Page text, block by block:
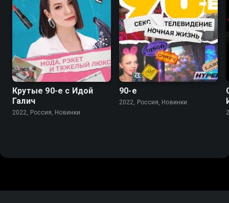
Крутые 90-е с Идой
Галич
2022, Россия, Новинки
90-е
2022, Россия, Новинки